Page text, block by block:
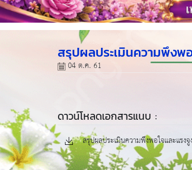
สรุปผลประเมินความพึงพอ
04 ต.ค. 61
ดาวน์โหลดเอกสารแนบ :
สรุปผลประเมินความพึงพอใจและแรงจู